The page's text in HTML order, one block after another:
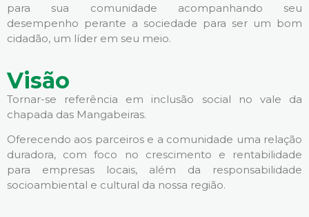
para sua comunidade acompanhando seu
desempenho perante a sociedade para ser um bom
cidadão, um líder em seu meio.
Visão
Tornar-se referência em inclusão social no vale da
chapada das Mangabeiras.
Oferecendo aos parceiros e a comunidade uma relação
duradora, com foco no crescimento e rentabilidade
para empresas locais, além da responsabilidade
socioambiental e cultural da nossa região.